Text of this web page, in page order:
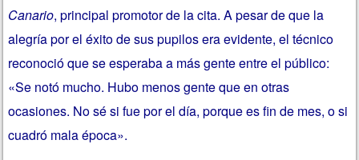
Canario, principal promotor de la cita. A pesar de que la
alegría por el éxito de sus pupilos era evidente, el técnico
reconoció que se esperaba a más gente entre el público:
«Se notó mucho. Hubo menos gente que en otras
ocasiones. No sé si fue por el día, porque es fin de mes, o si
cuadró mala época».